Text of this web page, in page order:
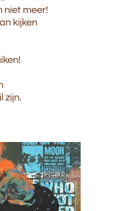
niet meer!
kijken
zijn.